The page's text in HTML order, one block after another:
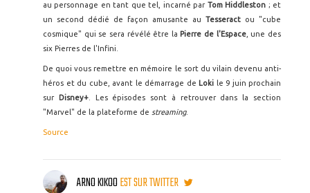
au personnage en tant que tel, incarné par Tom Hiddleston ; et
un second dédié de façon amusante au Tesseract ou "cube
cosmique" qui se sera révélé être la Pierre de l'Espace, une des
six Pierres de l'Infini.
De quoi vous remettre en mémoire le sort du vilain devenu anti-
héros et du cube, avant le démarrage de Loki
le 9 juin prochain
sur
Disney+. Les épisodes sont à retrouver dans la section
"Marvel" de la plateforme de streaming.
Source
ARNO KIKOOEST SUR TWITTER